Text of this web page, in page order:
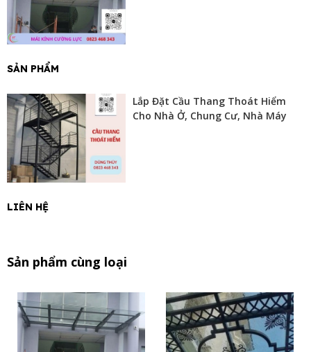
SẢN PHẨM
Lắp Đặt Cầu Thang Thoát Hiểm
Cho Nhà Ở, Chung Cư, Nhà Máy
LIÊN HỆ
Sản phẩm cùng loại